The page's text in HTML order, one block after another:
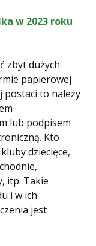
w 2023 roku
zbyt dużych
papierowej
postaci to należy
lub podpisem
Kto
dziecięce,
itp. Takie
i w ich
jest